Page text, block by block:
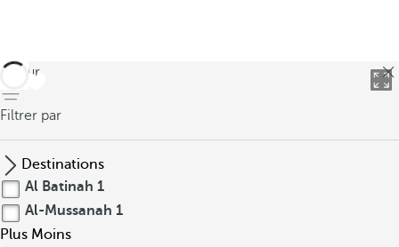
retour
Filtrer par
Destinations
Al Batinah 1
Al-Mussanah 1
Plus Moins